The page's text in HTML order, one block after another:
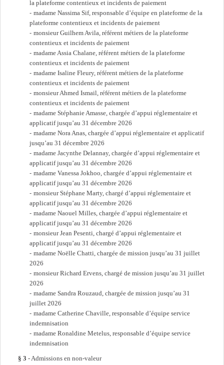
la plateforme contentieux et incidents de paiement
madame Nassima Sif, responsable d’équipe en plateforme de la
plateforme contentieux et incidents de paiement
monsieur Guilhem Avila, référent métiers de la plateforme
contentieux et incidents de paiement
madame Assia Chalane, référent métiers de la plateforme
contentieux et incidents de paiement
madame Isaline Fleury, référent métiers de la plateforme
contentieux et incidents de paiement
monsieur Ahmed Ismail, référent métiers de la plateforme
contentieux et incidents de paiement
madame Stéphanie Amasse, chargée d’appui réglementaire et
applicatif jusqu’au 31 décembre 2026
madame Nora Anas, chargée d’appui réglementaire et applicatif
jusqu’au 31 décembre 2026
madame Jacynthe Delannay, chargée d’appui réglementaire et
applicatif jusqu’au 31 décembre 2026
madame Vanessa Jokhoo, chargée d’appui réglementaire et
applicatif jusqu’au 31 décembre 2026
monsieur Stéphane Marty, chargé d’appui réglementaire et
applicatif jusqu’au 31 décembre 2026
madame Naouel Milles, chargée d’appui réglementaire et
applicatif jusqu’au 31 décembre 2026
monsieur Jean Pesenti, chargé d’appui réglementaire et
applicatif jusqu’au 31 décembre 2026
madame Noëlle Chatti, chargée de mission jusqu’au 31 juillet
2026
monsieur Richard Ervens, chargé de mission jusqu’au 31 juillet
2026
madame Sandra Rouzaud, chargée de mission jusqu’au 31
juillet 2026
madame Catherine Chaville, responsable d’équipe service
indemnisation
madame Ronaldine Metelus, responsable d’équipe service
indemnisation
§ 3 - Admissions en non-valeur